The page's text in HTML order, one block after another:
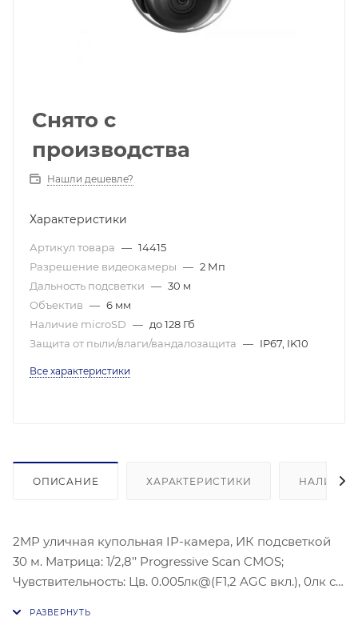
Снято с
производства
Нашли дешевле?
Характеристики
Артикул товара — 14415
Разрешение видеокамеры — 2 Мп
Дальность подсветки — 30 м
Объектив — 6 мм
Наличие microSD — до 128 Гб
Защита от пыли/влаги/вандалозащита — IP67, IK10
Все характеристики
ОПИСАНИЕ ХАРАКТЕРИСТИКИ НАЛИЧИЕ
2MP уличная купольная IP-камера, ИК подсветкой
30 м. Матрица: 1/2,8’’ Progressive Scan CMOS;
Чувствительность: Цв. 0.005лк@(F1,2 AGC вкл.), 0лк с